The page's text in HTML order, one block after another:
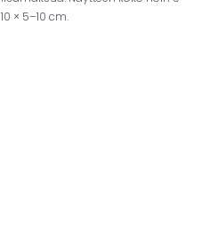
10 × 5–10 cm.